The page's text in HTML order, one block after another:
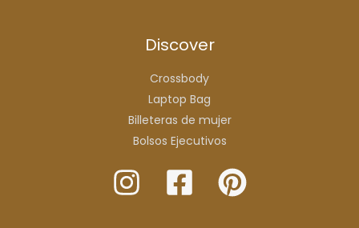
Discover
Crossbody
Laptop Bag
Billeteras de mujer
Bolsos Ejecutivos